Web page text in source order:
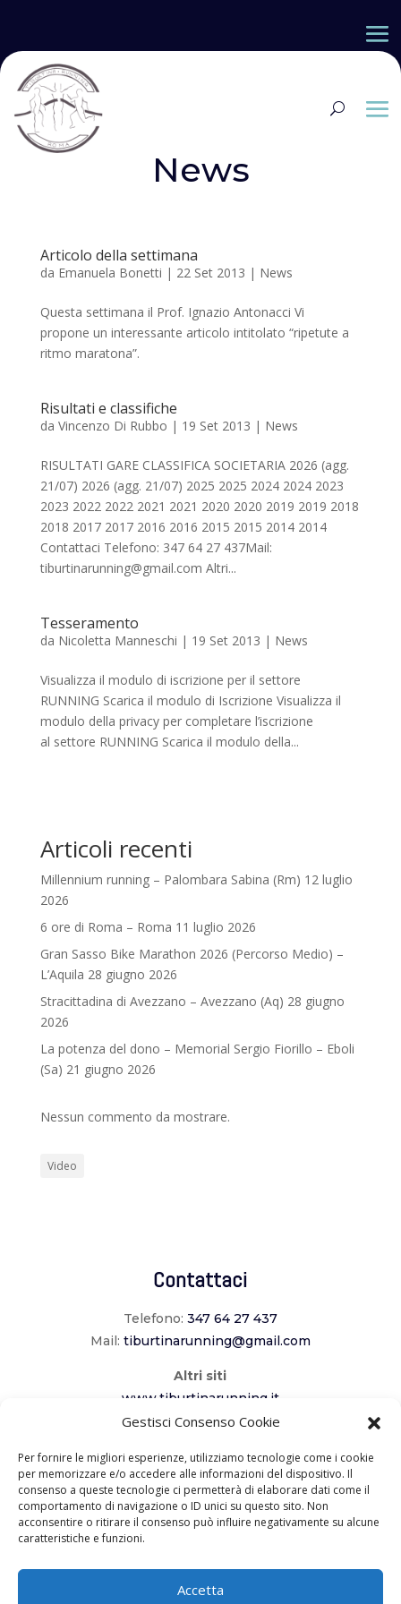
Gestisci Consenso Cookie
Per fornire le migliori esperienze, utilizziamo tecnologie come i cookie
per memorizzare e/o accedere alle informazioni del dispositivo. Il
consenso a queste tecnologie ci permetterà di elaborare dati come il
comportamento di navigazione o ID unici su questo sito. Non
acconsentire o ritirare il consenso può influire negativamente su alcune
caratteristiche e funzioni.
Accetta
News
Articolo della settimana
da Emanuela Bonetti | 22 Set 2013 | News
Questa settimana il Prof. Ignazio Antonacci Vi
propone un interessante articolo intitolato “ripetute a
ritmo maratona”.
Risultati e classifiche
da Vincenzo Di Rubbo | 19 Set 2013 | News
RISULTATI GARE CLASSIFICA SOCIETARIA 2026 (agg.
21/07) 2026 (agg. 21/07) 2025 2025 2024 2024 2023
2023 2022 2022 2021 2021 2020 2020 2019 2019 2018
2018 2017 2017 2016 2016 2015 2015 2014 2014
Contattaci Telefono: 347 64 27 437Mail:
tiburtinarunning@gmail.com Altri...
Tesseramento
da Nicoletta Manneschi | 19 Set 2013 | News
Visualizza il modulo di iscrizione per il settore
RUNNING Scarica il modulo di Iscrizione Visualizza il
modulo della privacy per completare l’iscrizione
al settore RUNNING Scarica il modulo della...
Articoli recenti
Millennium running – Palombara Sabina (Rm) 12 luglio
2026
6 ore di Roma – Roma 11 luglio 2026
Gran Sasso Bike Marathon 2026 (Percorso Medio) –
L’Aquila 28 giugno 2026
Stracittadina di Avezzano – Avezzano (Aq) 28 giugno
2026
La potenza del dono – Memorial Sergio Fiorillo – Eboli
(Sa) 21 giugno 2026
Nessun commento da mostrare.
Video
Contattaci
Telefono: 347 64 27 437
Mail: tiburtinarunning@gmail.com
Altri siti
www.tiburtinarunning.it
www.corriladuecomuni.it
Seguici